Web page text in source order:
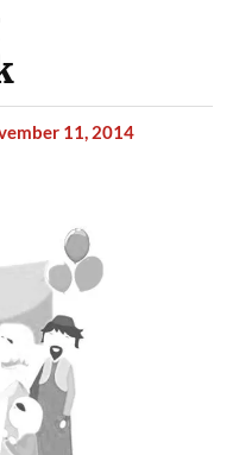
11, 2014